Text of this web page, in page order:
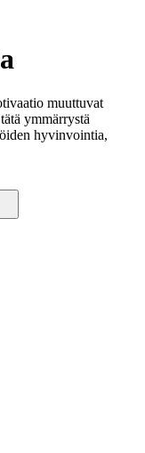
muuttuvat
ymmärrystä
hyvinvointia,